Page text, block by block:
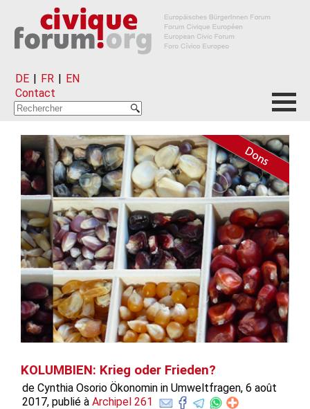
DE | FR | EN
Contact
KOLUMBIEN: Krieg oder Frieden?
de Cynthia Osorio Ökonomin in Umweltfragen, 6 août
2017, publié à Archipel 261